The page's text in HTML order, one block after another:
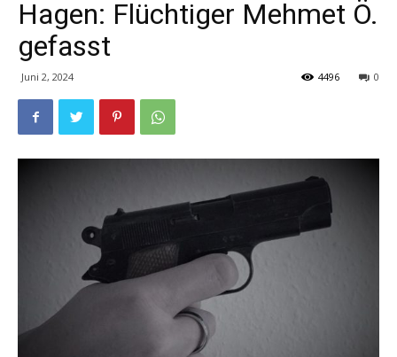
Hagen: Flüchtiger Mehmet Ö.
gefasst
Juni 2, 2024 0
4496